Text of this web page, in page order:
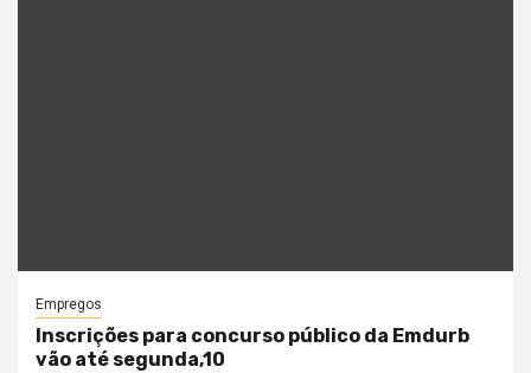
Empregos
Inscrições para concurso público da Emdurb
vão até segunda,10